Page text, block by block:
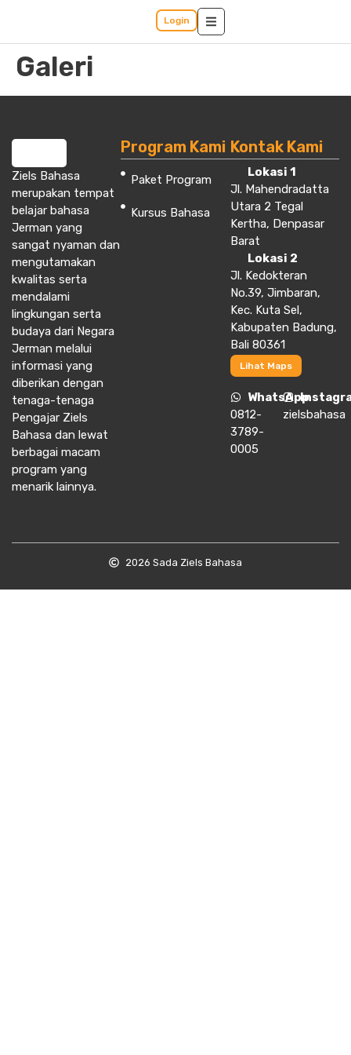
Login
Galeri
Ziels Bahasa
merupakan tempat
belajar bahasa
Jerman yang
sangat nyaman dan
mengutamakan
kwalitas serta
mendalami
lingkungan serta
budaya dari Negara
Jerman melalui
informasi yang
diberikan dengan
tenaga-tenaga
Pengajar Ziels
Bahasa dan lewat
berbagai macam
program yang
menarik lainnya.
Program Kami
Paket Program
Kursus Bahasa
Kontak Kami
Lokasi 1
Jl. Mahendradatta
Utara 2 Tegal
Kertha, Denpasar
Barat
Lokasi 2
Jl. Kedokteran
No.39, Jimbaran,
Kec. Kuta Sel,
Kabupaten Badung,
Bali 80361
Lihat Maps
WhatsApp
0812-
3789-
0005
zielsbahasa
2026 Sada Ziels Bahasa